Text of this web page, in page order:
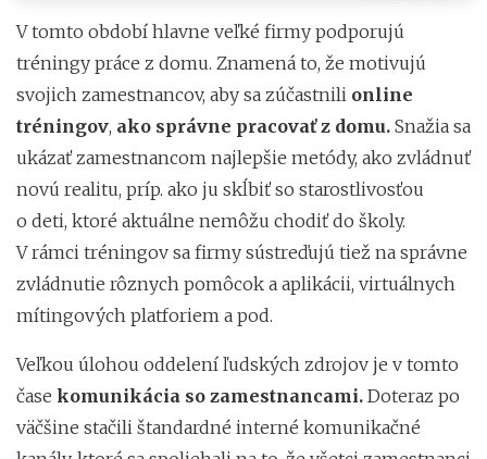
V tomto období hlavne veľké firmy podporujú
tréningy práce z domu. Znamená to, že motivujú
svojich zamestnancov, aby sa zúčastnili online
tréningov, ako správne pracovať z domu. Snažia sa
ukázať zamestnancom najlepšie metódy, ako zvládnuť
novú realitu, príp. ako ju skĺbiť so starostlivosťou
o deti, ktoré aktuálne nemôžu chodiť do školy.
V rámci tréningov sa firmy sústreďujú tiež na správne
zvládnutie rôznych pomôcok a aplikácii, virtuálnych
mítingových platforiem a pod.
Veľkou úlohou oddelení ľudských zdrojov je v tomto
čase komunikácia so zamestnancami. Doteraz po
väčšine stačili štandardné interné komunikačné